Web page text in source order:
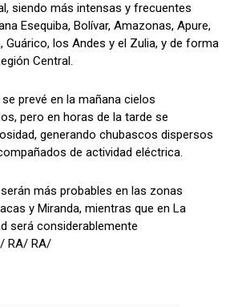
siendo más intensas y frecuentes
Esequiba, Bolívar, Amazonas, Apure,
Guárico, los Andes y el Zulia, y de forma
Central.
prevé en la mañana cielos
pero en horas de la tarde se
generando chubascos dispersos
de actividad eléctrica.
más probables en las zonas
y Miranda, mientras que en La
será considerablemente
RA/ RA/